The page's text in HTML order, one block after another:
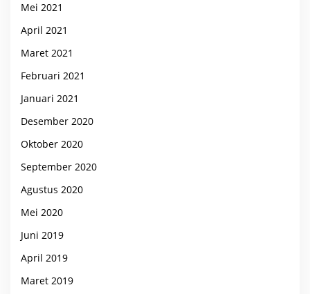
Mei 2021
April 2021
Maret 2021
Februari 2021
Januari 2021
Desember 2020
Oktober 2020
September 2020
Agustus 2020
Mei 2020
Juni 2019
April 2019
Maret 2019